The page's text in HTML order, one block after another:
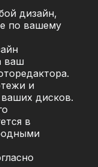
дизайн,
по вашему
ваш
и
дисков.
в